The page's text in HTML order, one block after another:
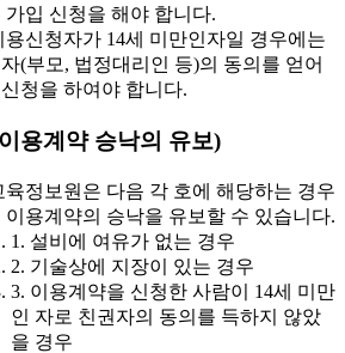
가입 신청을 해야 합니다.
신청자가 14세 미만인자일 경우에는
(부모, 법정대리인 등)의 동의를 얻어
청을 하여야 합니다.
용계약 승낙의 유보)
정보원은 다음 각 호에 해당하는 경우
이용계약의 승낙을 유보할 수 있습니다.
1. 설비에 여유가 없는 경우
2. 기술상에 지장이 있는 경우
3. 이용계약을 신청한 사람이 14세 미만
인 자로 친권자의 동의를 득하지 않았
을 경우